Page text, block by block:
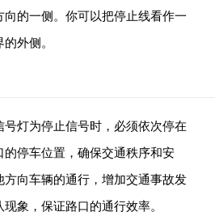
的一侧。你可以把停止线看作一
外侧。
灯为停止信号时，必须依次停在
停车位置，确保交通秩序和安
向车辆的通行，增加交通事故发
象，保证路口的通行效率。